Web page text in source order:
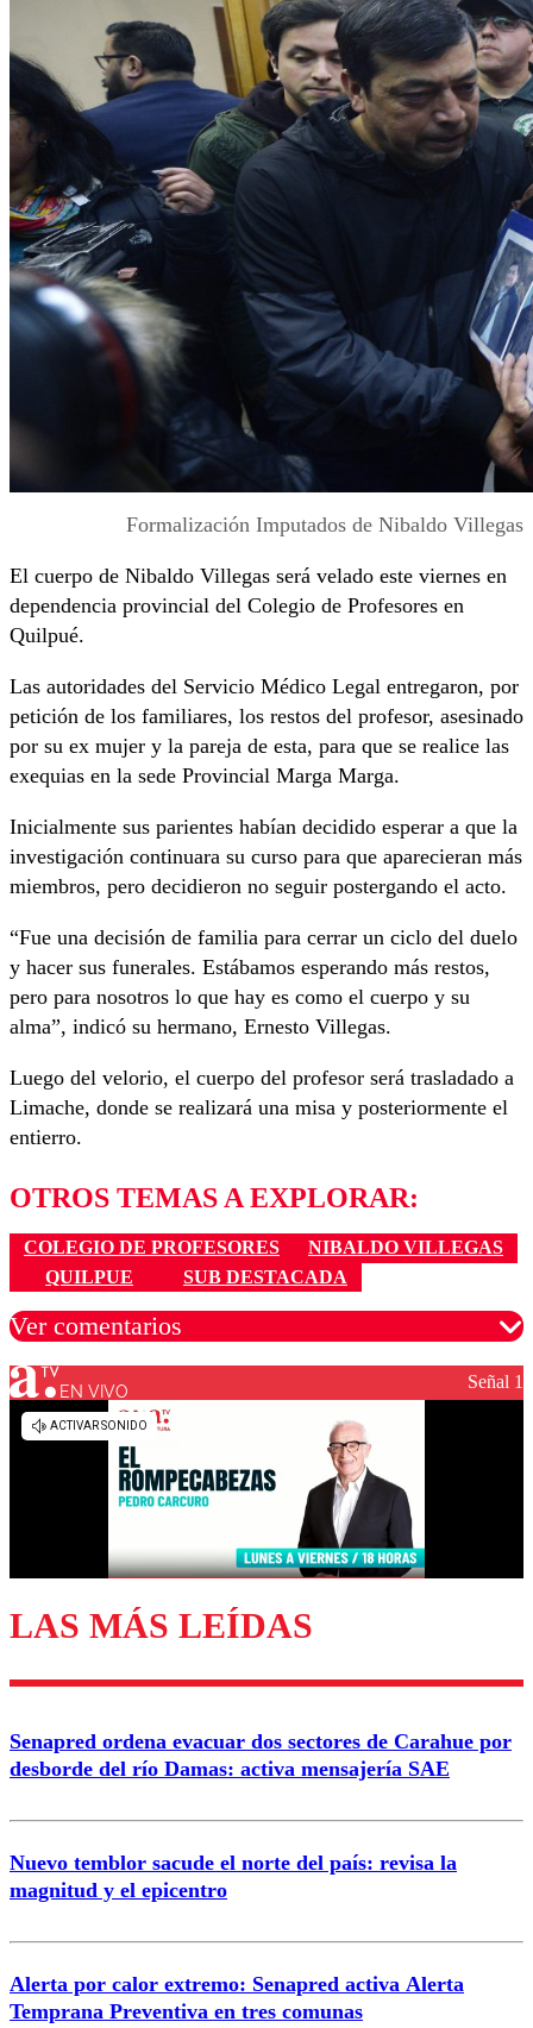
Formalización Imputados de Nibaldo Villegas
El cuerpo de Nibaldo Villegas será velado este viernes en
dependencia provincial del Colegio de Profesores en
Quilpué.
Las autoridades del Servicio Médico Legal entregaron, por
petición de los familiares, los restos del profesor, asesinado
por su ex mujer y la pareja de esta, para que se realice las
exequias en la sede Provincial Marga Marga.
Inicialmente sus parientes habían decidido esperar a que la
investigación continuara su curso para que aparecieran más
miembros, pero decidieron no seguir postergando el acto.
“Fue una decisión de familia para cerrar un ciclo del duelo
y hacer sus funerales. Estábamos esperando más restos,
pero para nosotros lo que hay es como el cuerpo y su
alma”, indicó su hermano, Ernesto Villegas.
Luego del velorio, el cuerpo del profesor será trasladado a
Limache, donde se realizará una misa y posteriormente el
entierro.
OTROS TEMAS A EXPLORAR:
COLEGIO DE PROFESORES
NIBALDO VILLEGAS
QUILPUE
SUB DESTACADA
Ver comentarios
Los comentarios son moderados para garantizar un
diálogo respetuoso.
Enviar comentario
EN VIVO Señal 1
LAS MÁS LEÍDAS
Senapred ordena evacuar dos sectores de Carahue por
desborde del río Damas: activa mensajería SAE
Nuevo temblor sacude el norte del país: revisa la
magnitud y el epicentro
Alerta por calor extremo: Senapred activa Alerta
Temprana Preventiva en tres comunas